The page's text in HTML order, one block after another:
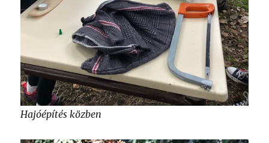
Hajóépítés közben